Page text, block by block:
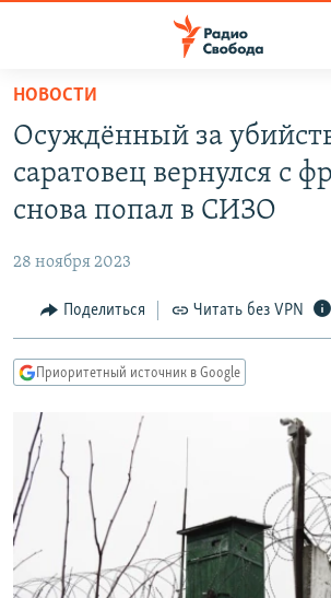
упрощенного
доступа
основному
Вернутся
Вернутся
поиску
ПОДКАСТЫ
АВТОРСКИЕ ПРОЕКТЫ
МНЕНИЯ
КУЛЬТУРА
КАВКАЗ.РЕАЛИИ
СЕВЕР.РЕАЛИИ
СИБИРЬ.РЕАЛИИ
РАСПИСАНИЕ ВЕЩАНИЯ
ПОДПИШИТЕСЬ НА РАССЫЛКУ
НОВОСТИ
Осуждённый за
саратовец вернулся с
снова попал в СИЗО
28 ноября 2023
Поделиться Читать без VPN
Приоритетный источник в Google